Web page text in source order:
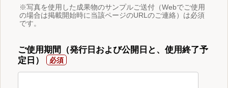
※写真を使用した成果物のサンプルご送付（Webでご使用
の場合は掲載開始時に当該ページのURLのご連絡）は必須
です。
ご使用期間（発行日および公開日と、使用終了予
定日）